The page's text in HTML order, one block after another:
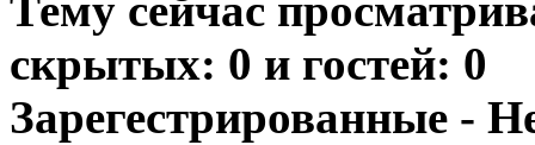
скрытых: 0 и гостей: 0
Зарегестрированные -